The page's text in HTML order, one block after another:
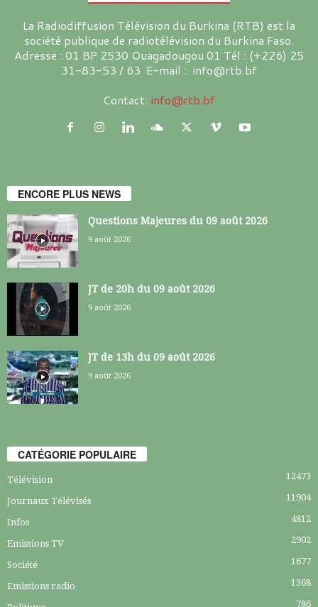
La Radiodiffusion Télévision du Burkina (RTB) est la
société publique de radiotélévision du Burkina Faso.
Adresse : 01 BP 2530 Ouagadougou 01 Tél : (+226) 25
31-83-53 / 63 E-mail : info@rtb.bf
Contact: info@rtb.bf
ENCORE PLUS NEWS
Questions Majeures du 09 août 2026
9 août 2026
JT de 20h du 09 août 2026
9 août 2026
JT de 13h du 09 août 2026
9 août 2026
CATÉGORIE POPULAIRE
Télévision 12473
Journaux Télévisés 11904
Infos 4812
Emissions TV 2902
Société 1677
Emissions radio 1368
786